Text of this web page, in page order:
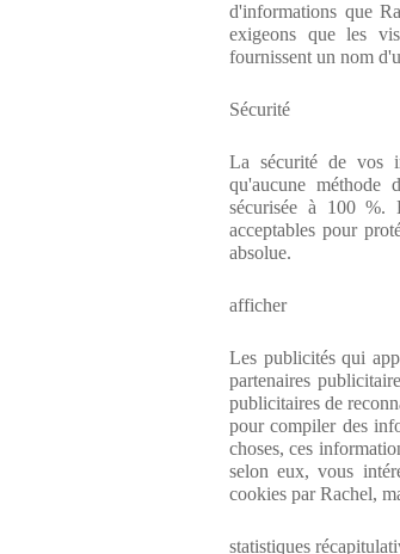
d'informations que
exigeons que les
fournissent un nom
Sécurité
La sécurité de vos
qu'aucune méthode
sécurisée à 100 %.
acceptables pour
absolue.
afficher
Les publicités qui
partenaires
publicitaires de
pour compiler des
choses, ces
selon eux, vous
cookies par Rachel,
statistiques